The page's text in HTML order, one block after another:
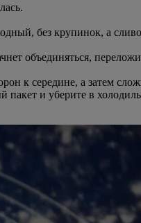
без крупинок, а
объединяться,
к середине, а затем
пакет и уберите в